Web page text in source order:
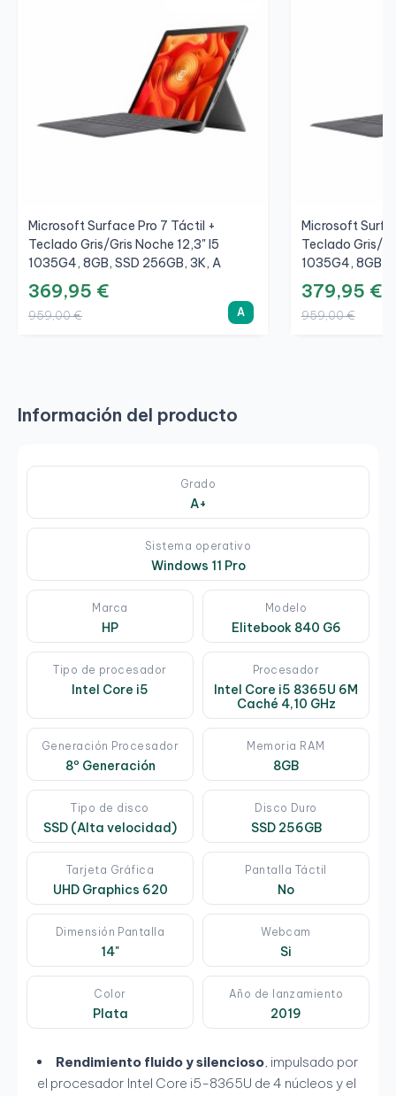
Microsoft Surface Pro 7 Táctil +
Teclado Gris/Gris Noche 12,3" I5
1035G4, 8GB, SSD 256GB, 3K, A
369,95 €
959,00 € A
Microsoft
Teclado Gris/
1035G4, 8GB,
379,95 €
959,00 €
Información del producto
Grado
A+
Sistema operativo
Windows 11 Pro
Marca
HP
Modelo
Elitebook 840 G6
Tipo de procesador
Intel Core i5
Procesador
Intel Core i5 8365U 6M
Caché 4,10 GHz
Generación Procesador
8º Generación
Memoria RAM
8GB
Tipo de disco
SSD (Alta velocidad)
Disco Duro
SSD 256GB
Tarjeta Gráfica
UHD Graphics 620
Pantalla Táctil
No
Dimensión Pantalla
14"
Webcam
Si
Color
Plata
Año de lanzamiento
2019
Rendimiento fluido y silencioso, impulsado por
el procesador Intel Core i5-8365U de 4 núcleos y el